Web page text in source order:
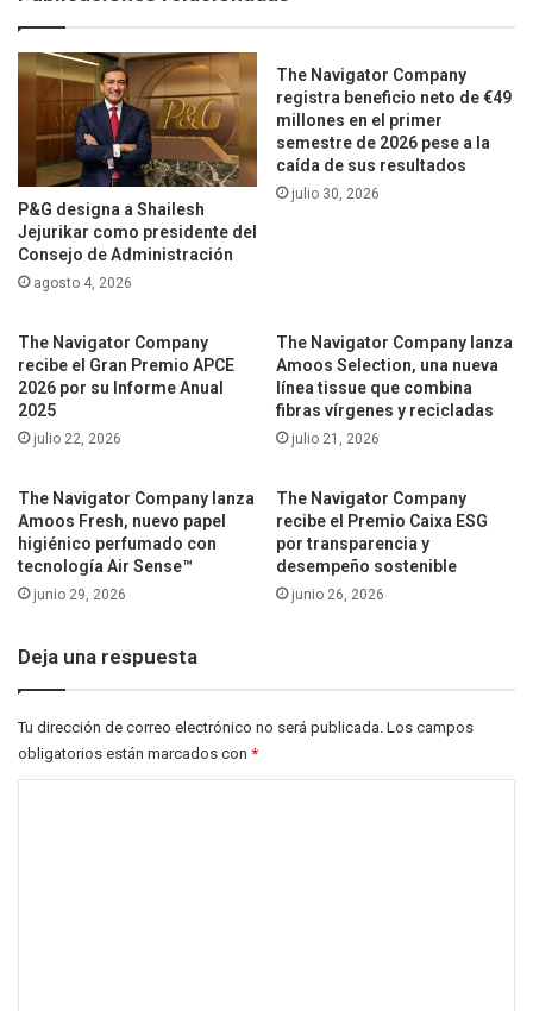
P&G designa a Shailesh
Jejurikar como presidente del
Consejo de Administración
agosto 4, 2026
The Navigator Company
registra beneficio neto de €49
millones en el primer
semestre de 2026 pese a la
caída de sus resultados
julio 30, 2026
The Navigator Company
recibe el Gran Premio APCE
2026 por su Informe Anual
2025
julio 22, 2026
The Navigator Company lanza
Amoos Selection, una nueva
línea tissue que combina
fibras vírgenes y recicladas
julio 21, 2026
The Navigator Company lanza
Amoos Fresh, nuevo papel
higiénico perfumado con
tecnología Air Sense™
junio 29, 2026
The Navigator Company
recibe el Premio Caixa ESG
por transparencia y
desempeño sostenible
junio 26, 2026
Deja una respuesta
Tu dirección de correo electrónico no será publicada. Los campos
obligatorios están marcados con *